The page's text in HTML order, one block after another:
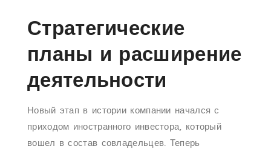
Стратегические
планы и расширение
деятельности
Новый этап в истории компании начался с
приходом иностранного инвестора, который
вошел в состав совладельцев. Теперь